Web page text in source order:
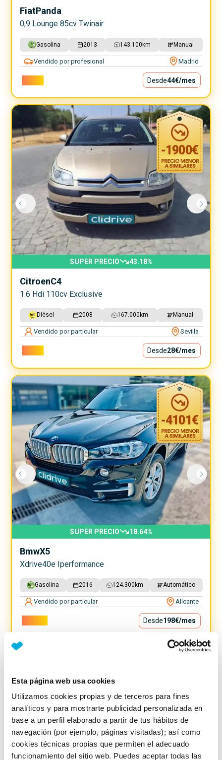
Esta página web usa cookies
Utilizamos cookies propias y de terceros para fines
analíticos y para mostrarte publicidad personalizada en
base a un perfil elaborado a partir de tus hábitos de
navegación (por ejemplo, páginas visitadas); así como
cookies técnicas propias que permiten el adecuado
funcionamiento del sitio web. Puedes aceptar todas las
FiatPanda
0,9 Lounge 85cv Twinair
Gasolina 2013 143.100 km Manual
Vendido por profesional Madrid
Desde44€/mes
-1900€
SUPER PRECIO 43.18%
CitroenC4
1.6 Hdi 110cv Exclusive
Diésel 2008 167.000 km Manual
Vendido por particular Sevilla
Desde28€/mes
-4101€
SUPER PRECIO 18.64%
BmwX5
Xdrive40e Iperformance
Gasolina 2016 124.300 km Automático
Vendido por particular Alicante
Desde198€/mes